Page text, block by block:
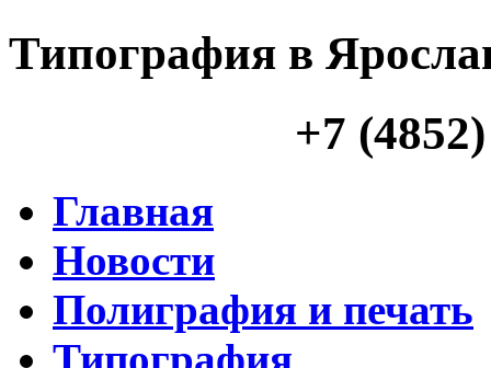
Типография в
+7
Главная
Новости
Полиграфия и печать